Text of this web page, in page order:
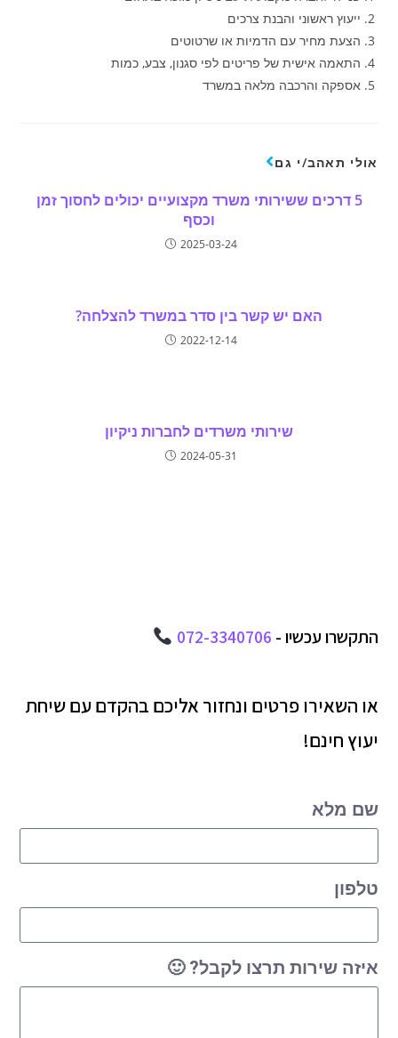
ייעוץ ראשוני והבנת צרכים
הצעת מחיר עם הדמיות או שרטוטים
התאמה אישית של פריטים לפי סגנון, צבע, כמות
אספקה והרכבה מלאה במשרד
אולי תאהב/י גם
5 דרכים ששירותי משרד מקצועיים יכולים לחסוך זמן
וכסף
2025-03-24
האם יש קשר בין סדר במשרד להצלחה?
2022-12-14
שירותי משרדים לחברות ניקיון
2024-05-31
התקשרו עכשיו - 072-3340706
או השאירו פרטים ונחזור אליכם בהקדם עם שיחת
יעוץ חינם!
שם מלא
טלפון
איזה שירות תרצו לקבל? 🙂